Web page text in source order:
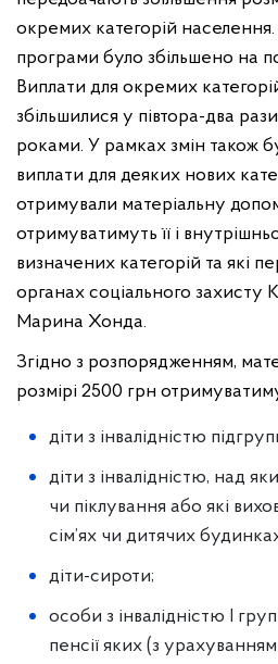
окремих категорій
програми було збільшено на
Виплати для окремих
збільшилися у півтора-два
роками. У рамках змін також
виплати для деяких нових
отримували матеріальну
отримуватимуть її і
визначених категорій та які
органах соціального захисту
Марина Хонда.
Згідно з розпорядженням,
розмірі 2500 грн
діти з інвалідністю
діти з інвалідністю, над
чи піклування aбo які
сім’ях чи дитячих
діти-сироти;
особи з інвалідністю І
пенсії яких (з